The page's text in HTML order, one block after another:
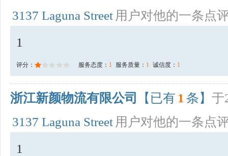
3137 Laguna Street 用户对他的一条点
1
评分： 服务态度： 1 服务质量： 1 诚信度： 1
浙江新颜物流有限公司 【已有 1 条】 于
3137 Laguna Street 用户对他的一条点
1